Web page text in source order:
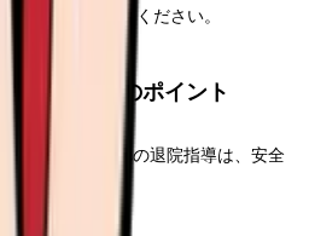
か）も確認してください。
｜退院指導のポイント
さんやご家族への退院指導は、安全